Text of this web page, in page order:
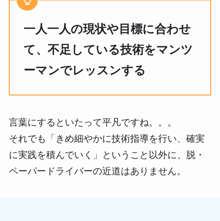
一人一人の現状や目標に合わせ
て、不足している技術をマンツ
ーマンでレッスンする
言葉にするといたって平凡ですね。。。
それでも「きめ細やかに技術指導を行い、確実
に実践を積んでいく」ということ以外に、脱・
ペーパードライバーの近道はありません。